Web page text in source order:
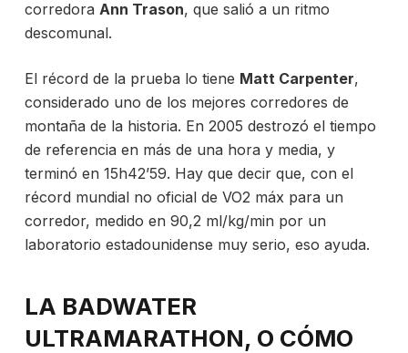
corredora Ann Trason, que salió a un ritmo
descomunal.
El récord de la prueba lo tiene Matt Carpenter,
considerado uno de los mejores corredores de
montaña de la historia. En 2005 destrozó el tiempo
de referencia en más de una hora y media, y
terminó en 15h42’59. Hay que decir que, con el
récord mundial no oficial de VO2 máx para un
corredor, medido en 90,2 ml/kg/min por un
laboratorio estadounidense muy serio, eso ayuda.
LA BADWATER
ULTRAMARATHON, O CÓMO